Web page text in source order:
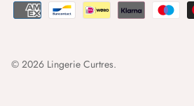
© 2026 Lingerie Curtres.